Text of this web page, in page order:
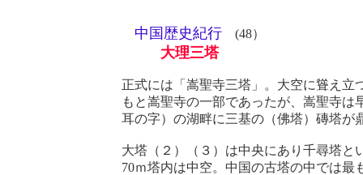
中国歴史紀行 (48）
大理三塔
正式には「嵩聖寺三塔」。大空に聳え
もと嵩聖寺の一部であったが、嵩聖寺
耳の字）の湖畔に三基の（佛塔）磚塔が
大塔（２）（３）は中央にあり千尋塔と
70ｍ塔内は中空。中国の古塔の中では